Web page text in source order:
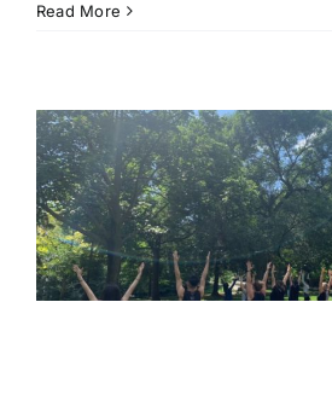
Read More